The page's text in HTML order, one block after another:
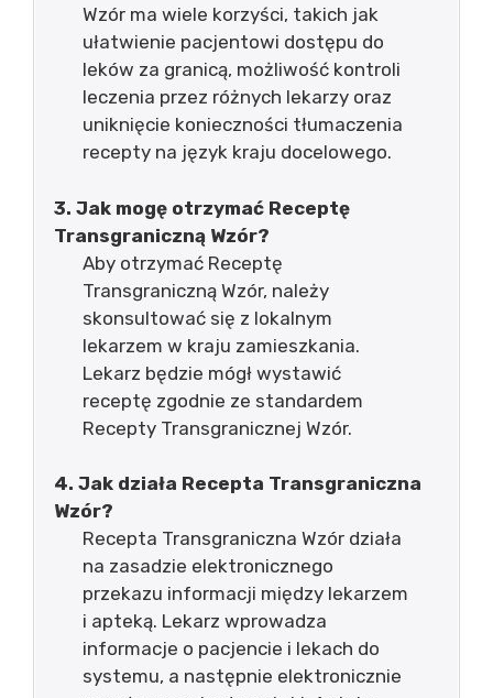
Wzór ma wiele korzyści, takich jak
ułatwienie pacjentowi dostępu do
leków za granicą, możliwość kontroli
leczenia przez różnych lekarzy oraz
uniknięcie konieczności tłumaczenia
recepty na język kraju docelowego.
3. Jak mogę otrzymać Receptę
Transgraniczną Wzór?
Aby otrzymać Receptę
Transgraniczną Wzór, należy
skonsultować się z lokalnym
lekarzem w kraju zamieszkania.
Lekarz będzie mógł wystawić
receptę zgodnie ze standardem
Recepty Transgranicznej Wzór.
4. Jak działa Recepta Transgraniczna
Wzór?
Recepta Transgraniczna Wzór działa
na zasadzie elektronicznego
przekazu informacji między lekarzem
i apteką. Lekarz wprowadza
informacje o pacjencie i lekach do
systemu, a następnie elektronicznie